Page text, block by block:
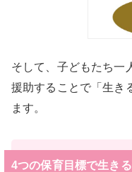
そして、子どもたち一
援助することで「生き
ます。
4つの保育目標で生き